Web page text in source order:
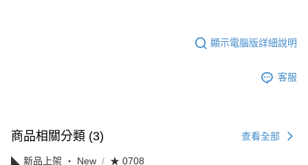
顯示電腦版詳細說明
客服
商品相關分類 (3) 查看全部
◣ 新品上架 ‧ New ★ 0708